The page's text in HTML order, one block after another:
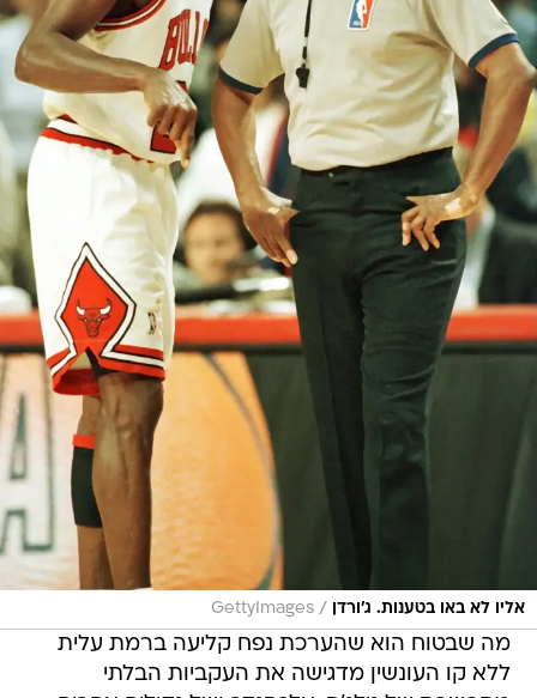
אליו לא באו בטענות. ג'ורדן /
GettyImages
מה שבטוח הוא שהערכת נפח קליעה ברמת עלית
ללא קו העונשין מדגישה את העקביות הבלתי